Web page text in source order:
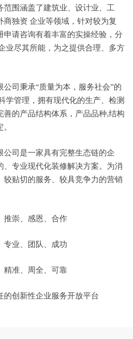
范围涵盖了建筑业、设计业、工
商独资 企业等领域，针对较为复
申请咨询有着丰富的实操经验，分
业尽其所能，为之提供合理、多方
司秉承“质量为本，服务社会”的
学管理，拥有现代化的生产、检测
善的产品结构体系，产品品种,结构
公司是一家具有完整生态链的企
、专业现代化装修解决方案。为消
较贴切的服务、较具竞争力的营销
推崇、感恩、合作
专业、团队、成功
精准、周全、可靠
的创新性企业服务开放平台